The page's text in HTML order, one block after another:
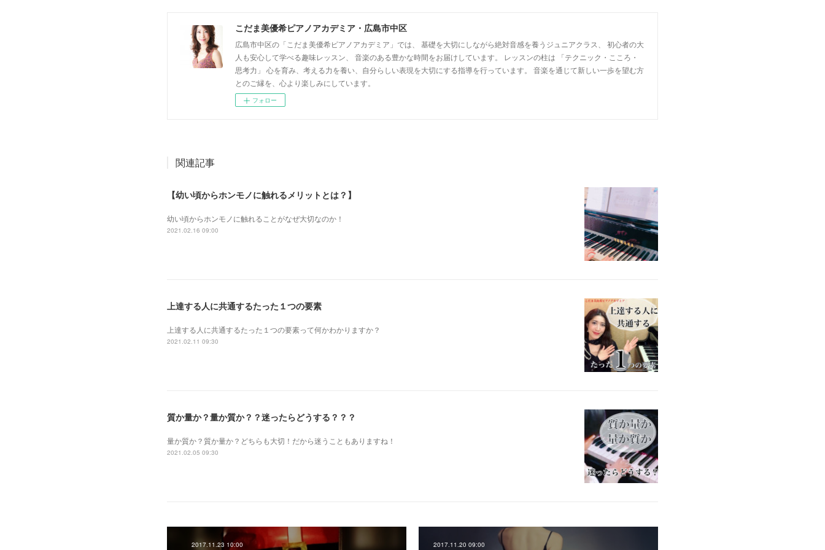
こだま美優希ピアノアカデミア・広島市中区
広島市中区の「こだま美優希ピアノアカデミア」では、 基礎を大切にしながら絶対音感を養うジュニアクラス、 初心者の大
人も安心して学べる趣味レッスン、 音楽のある豊かな時間をお届けしています。 レッスンの柱は 「テクニック・こころ・
思考力」 心を育み、考える力を養い、自分らしい表現を大切にする指導を行っています。 音楽を通じて新しい一歩を望む方
とのご縁を、心より楽しみにしています。
フォロー
関連記事
【幼い頃からホンモノに触れるメリットとは？】
幼い頃からホンモノに 触れることがなぜ大切なのか！
2021.02.16 09:00
上達する人に共通するたった１つの要素
上達する人に共通するたった１つの要素って何かわかりますか？
2021.02.11 09:30
質か量か？量か質か？？迷ったらどうする？？？
量か質か？ 質か量か？ どちらも大切！だから迷うこともありますね！
2021.02.05 09:30
2017.11.23 10:00 2017.11.20 09:00